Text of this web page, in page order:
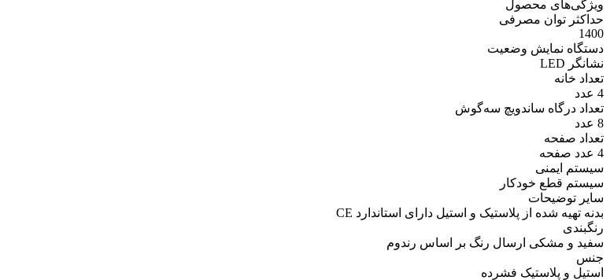
ویژگی‌های محصول
حداکثر توان مصرفی
1400
دستگاه نمایش وضعیت
نشانگر LED
تعداد خانه
4 عدد
تعداد درگاه ساندویچ‌ سه‌گوش
8 عدد
تعداد صفحه
4 عدد صفحه
سیستم ایمنی
سیستم قطع خودکار
سایر توضیحات
بدنه تهیه شده از پلاستیک و استیل دارای استاندارد CE
رنگبندی
سفید و مشکی ارسال رنگ بر اساس رندوم
جنس
استیل و پلاستیک فشرده